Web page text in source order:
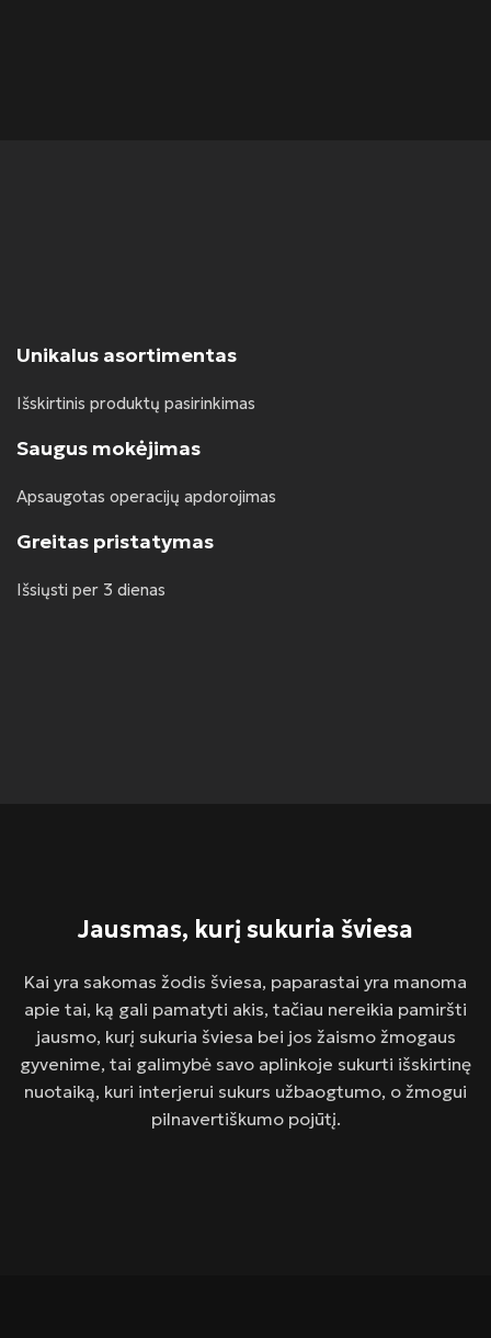
Unikalus asortimentas
Išskirtinis produktų pasirinkimas
Saugus mokėjimas
Apsaugotas operacijų apdorojimas
Greitas pristatymas
Išsiųsti per 3 dienas
Jausmas, kurį sukuria šviesa
Kai yra sakomas žodis šviesa, paparastai yra manoma
apie tai, ką gali pamatyti akis, tačiau nereikia pamiršti
jausmo, kurį sukuria šviesa bei jos žaismo žmogaus
gyvenime, tai galimybė savo aplinkoje sukurti išskirtinę
nuotaiką, kuri interjerui sukurs užbaogtumo, o žmogui
pilnavertiškumo pojūtį.